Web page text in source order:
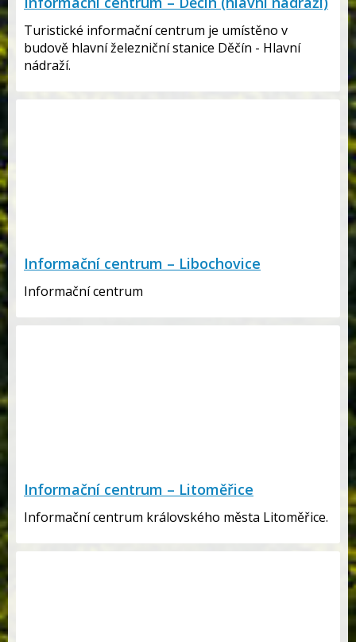
Turistické informační centrum je umístěno v
budově hlavní železniční stanice Děčín - Hlavní
nádraží.
Informační centrum – Libochovice
Informační centrum
Informační centrum – Litoměřice
Informační centrum královského města Litoměřice.